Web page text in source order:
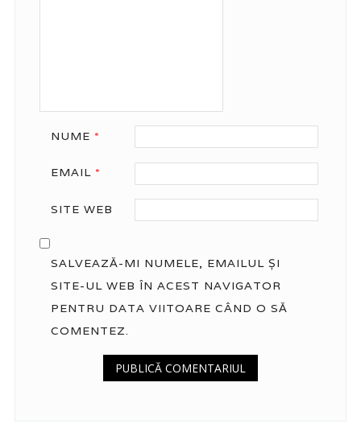
NUME *
EMAIL *
SITE WEB
SALVEAZĂ-MI NUMELE, EMAILUL ȘI
SITE-UL WEB ÎN ACEST NAVIGATOR
PENTRU DATA VIITOARE CÂND O SĂ
COMENTEZ.